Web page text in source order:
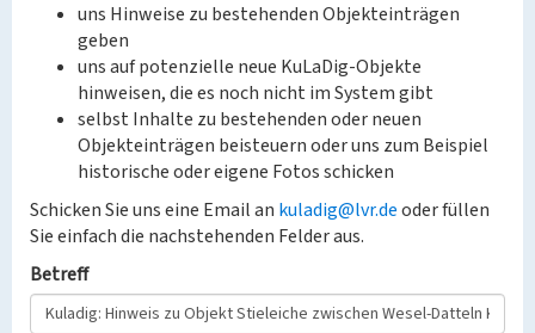
uns Hinweise zu bestehenden Objekteinträgen
geben
uns auf potenzielle neue KuLaDig-Objekte
hinweisen, die es noch nicht im System gibt
selbst Inhalte zu bestehenden oder neuen
Objekteinträgen beisteuern oder uns zum Beispiel
historische oder eigene Fotos schicken
Schicken Sie uns eine Email an kuladig@lvr.deoder füllen
Sie einfach die nachstehenden Felder aus.
Betreff